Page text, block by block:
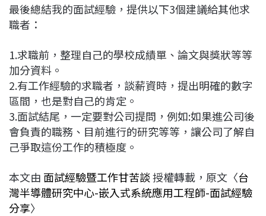
最後總結我的面試經驗，提供以下3個建議給其他求
職者：
1.求職前，整理自己的學校成績單、論文與獎狀等等
加分資料。
2.有工作經驗的求職者，談薪資時，提出明確的數字
區間，也是對自己的肯定。
3.面試結尾，一定要對公司提問，例如:如果進公司後
會負責的職務、目前進行的研究等等，讓公司了解自
己爭取這份工作的積極度。
本文由 面試經驗暨工作甘苦談授權轉載，原文〈台
灣半導體研究中心-嵌入式系統應用工程師-面試經驗
分享〉